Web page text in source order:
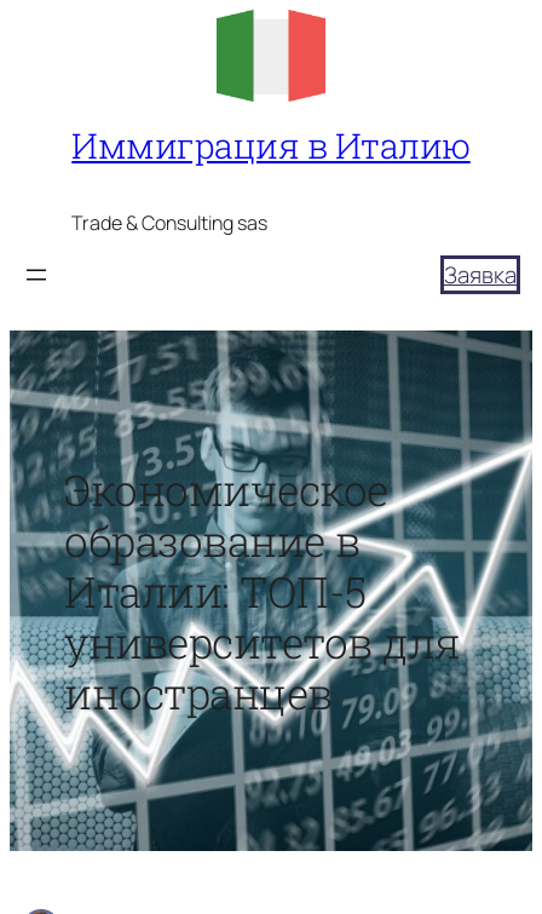
Иммиграция в Италию
Trade & Consulting sas
Заявка
Экономическое
образование в
Италии: ТОП-5
университетов для
иностранцев